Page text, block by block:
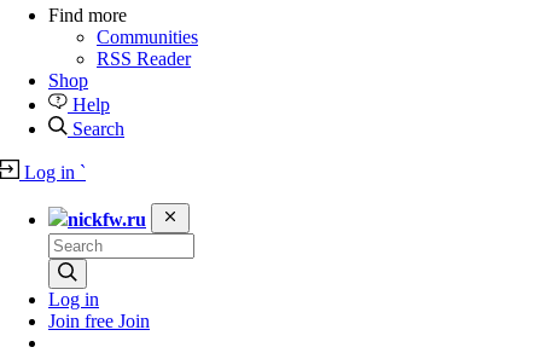
Find more
Communities
RSS Reader
Shop
Help
Search
Log in `
nickfw.ru
Log in
Join free Join